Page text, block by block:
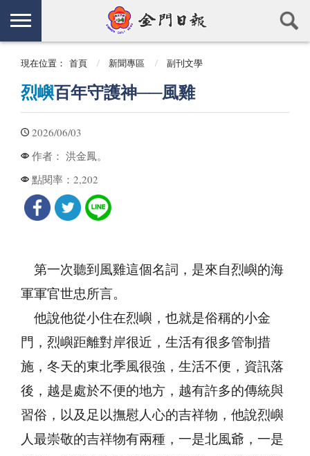
現在位置： 首頁 新聞專區 副刊文學
烈嶼百年守護神──風雞
2026/06/03
作者： 洪金鳳。
點閱率： 2,202
第一次聽到風雞這個名詞，是來自烈嶼的海
軍軍官世忠所言。
他說他從小住在烈嶼，也就是俗稱的小金
門，烈嶼距離對岸很近，生活有很多管制措
施，冬天的東北季風很強，生活不便，資訊落
後，越是處於不便的地方，越有許多的傳統與
習俗，以及足以撫慰人心的吉祥物，他說烈嶼
人最崇敬的吉祥物有兩種，一是北風爺，一是